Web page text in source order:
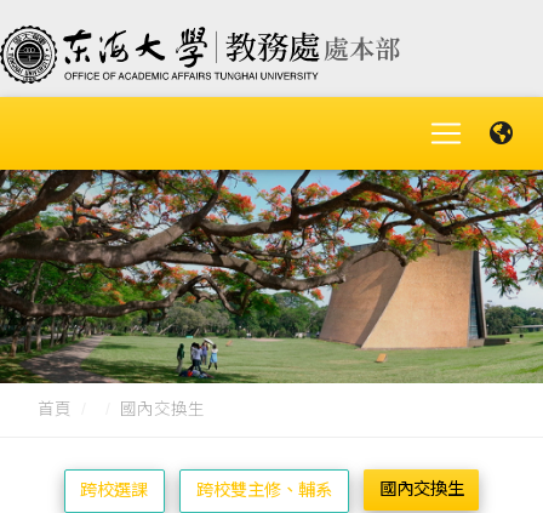
首頁 國內交換生
跨校選課 跨校雙主修、輔系 國內交換生